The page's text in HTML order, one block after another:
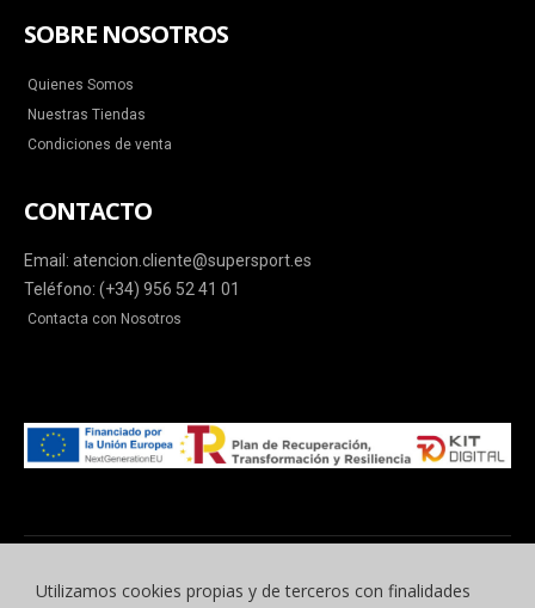
SOBRE NOSOTROS
Quienes Somos
Nuestras Tiendas
Condiciones de venta
CONTACTO
Email: atencion.cliente@supersport.es
Teléfono: (+34) 956 52 41 01
Contacta con Nosotros
Utilizamos cookies propias y de terceros con finalidades